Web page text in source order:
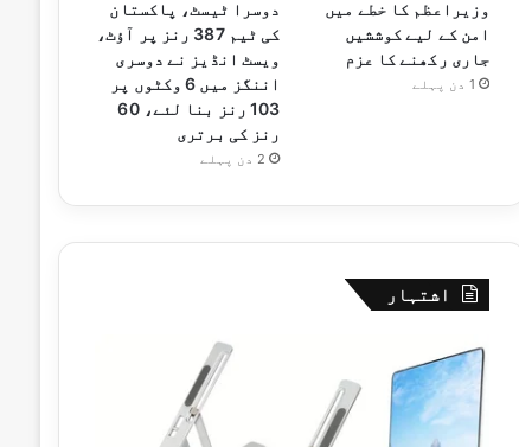
وزیراعظم کا خطے میں
امن کے لیے کوششیں
جاری رکھنے کا عزم
1 دن پہلے
دوسرا ٹیسٹ، پاکستان
کی ٹیم 387 رنز پر آؤٹ،
ویسٹ انڈیز نے دوسری
اننگز میں 6 وکٹوں پر
103 رنز بنا لئے، 60
رنز کی برتری
2 دن پہلے
اشتہار